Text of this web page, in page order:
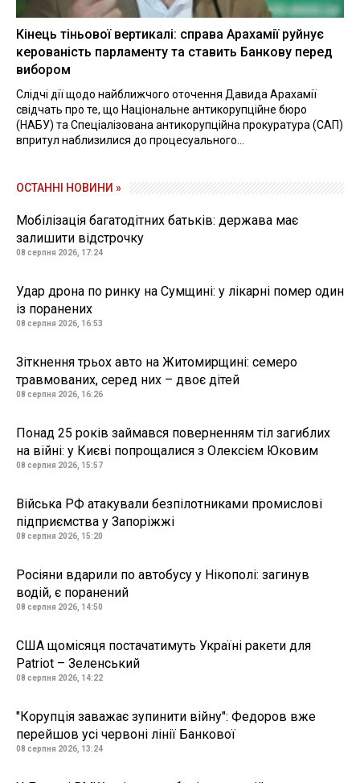
Кінець тіньової вертикалі: справа Арахамії руйнує
керованість парламенту та ставить Банкову перед
вибором
Слідчі дії щодо найближчого оточення Давида Арахамії
свідчать про те, що Національне антикорупційне бюро
(НАБУ) та Спеціалізована антикорупційна прокуратура (САП)
впритул наблизилися до процесуального...
ОСТАННІ НОВИНИ »
Мобілізація багатодітних батьків: держава має
залишити відстрочку
08 серпня 2026, 17:24
Удар дрона по ринку на Сумщині: у лікарні помер один
із поранених
08 серпня 2026, 16:53
Зіткнення трьох авто на Житомирщині: семеро
травмованих, серед них – двоє дітей
08 серпня 2026, 16:26
Понад 25 років займався поверненням тіл загиблих
на війні: у Києві попрощалися з Олексієм Юковим
08 серпня 2026, 15:57
Війська РФ атакували безпілотниками промислові
підприємства у Запоріжжі
08 серпня 2026, 15:20
Росіяни вдарили по автобусу у Нікополі: загинув
водій, є поранений
08 серпня 2026, 14:50
США щомісяця постачатимуть Україні ракети для
Patriot – Зеленський
08 серпня 2026, 14:22
"Корупція заважає зупинити війну": Федоров вже
перейшов усі червоні лінії Банкової
08 серпня 2026, 13:24